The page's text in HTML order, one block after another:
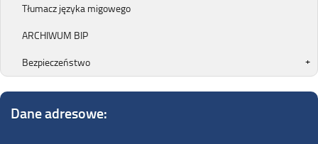
Tłumacz języka migowego
ARCHIWUM BIP
Bezpieczeństwo
Dane adresowe: